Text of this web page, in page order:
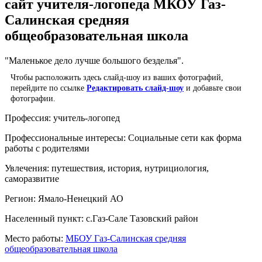
сайт учителя-логопеда МКОУ Газ-
Салинская средняя
общеобразовательная школа
"Маленькое дело лучше большого безделья".
Чтобы расположить здесь слайд-шоу из ваших фотографий,
перейдите по ссылке Редактировать слайд-шоу и добавьте свои
фотографии.
Профессия: учитель-логопед
Профессиональные интересы: Социальные сети как форма
работы с родителями
Увлечения: путешествия, история, нутрициология,
саморазвитие
Регион: Ямало-Ненецкий АО
Населенный пункт: с.Газ-Сале Тазовский район
Место работы: МБОУ Газ-Салинская средняя
общеобразовательная школа